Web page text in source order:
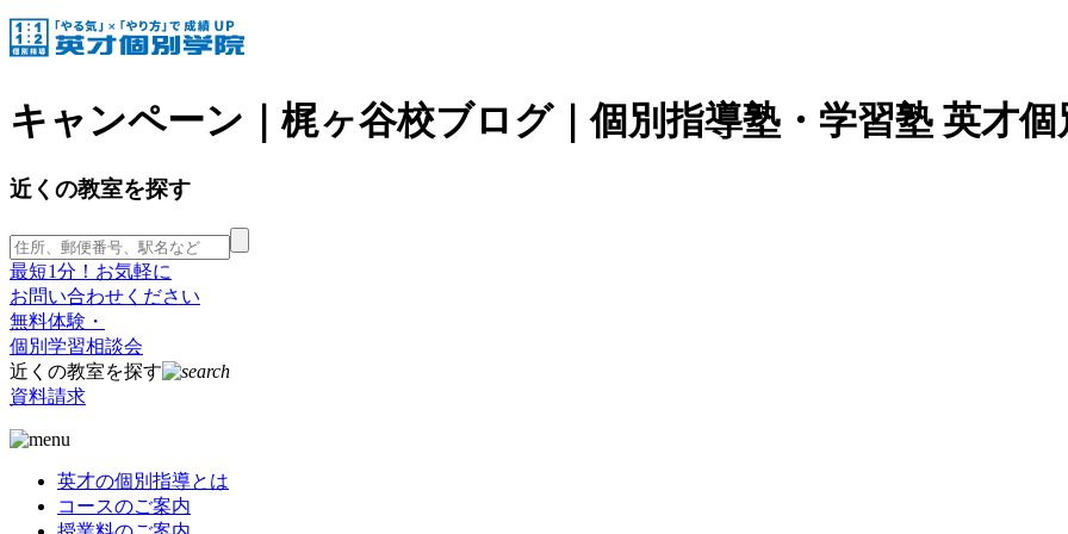
キャンペーン｜梶ヶ谷校ブログ｜個別指導塾・学習塾 英才個
近くの教室を探す
最短1分！お気軽に
お問い合わせください
無料体験・
個別学習相談会
近くの教室を探す
資料請求
英才の個別指導とは
コースのご案内